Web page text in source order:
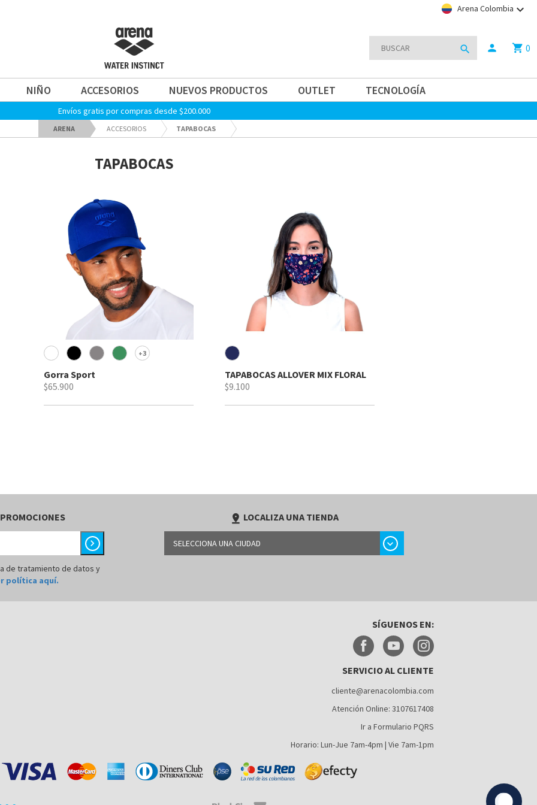
Arena Colombia keyboard_arrow_down
search person shopping_cart 0
NIÑO ACCESORIOS NUEVOS PRODUCTOS OUTLET TECNOLOGÍA
Envíos gratis por compras desde $200.000
ARENA ACCESORIOS TAPABOCAS
TAPABOCAS
+3
Gorra Sport
$65.900
TAPABOCAS ALLOVER MIX FLORAL
$9.100
chevron_right
de tratamiento de datos y
política aquí.
pin_drop LOCALIZA UNA TIENDA
SELECCIONA UNA CIUDAD chevron_right
SÍGUENOS EN:
SERVICIO AL CLIENTE
cliente@arenacolombia.com
Atención Online: 3107617408
Ir a Formulario PQRS
Horario: Lun-Jue 7am-4pm | Vie 7am-1pm